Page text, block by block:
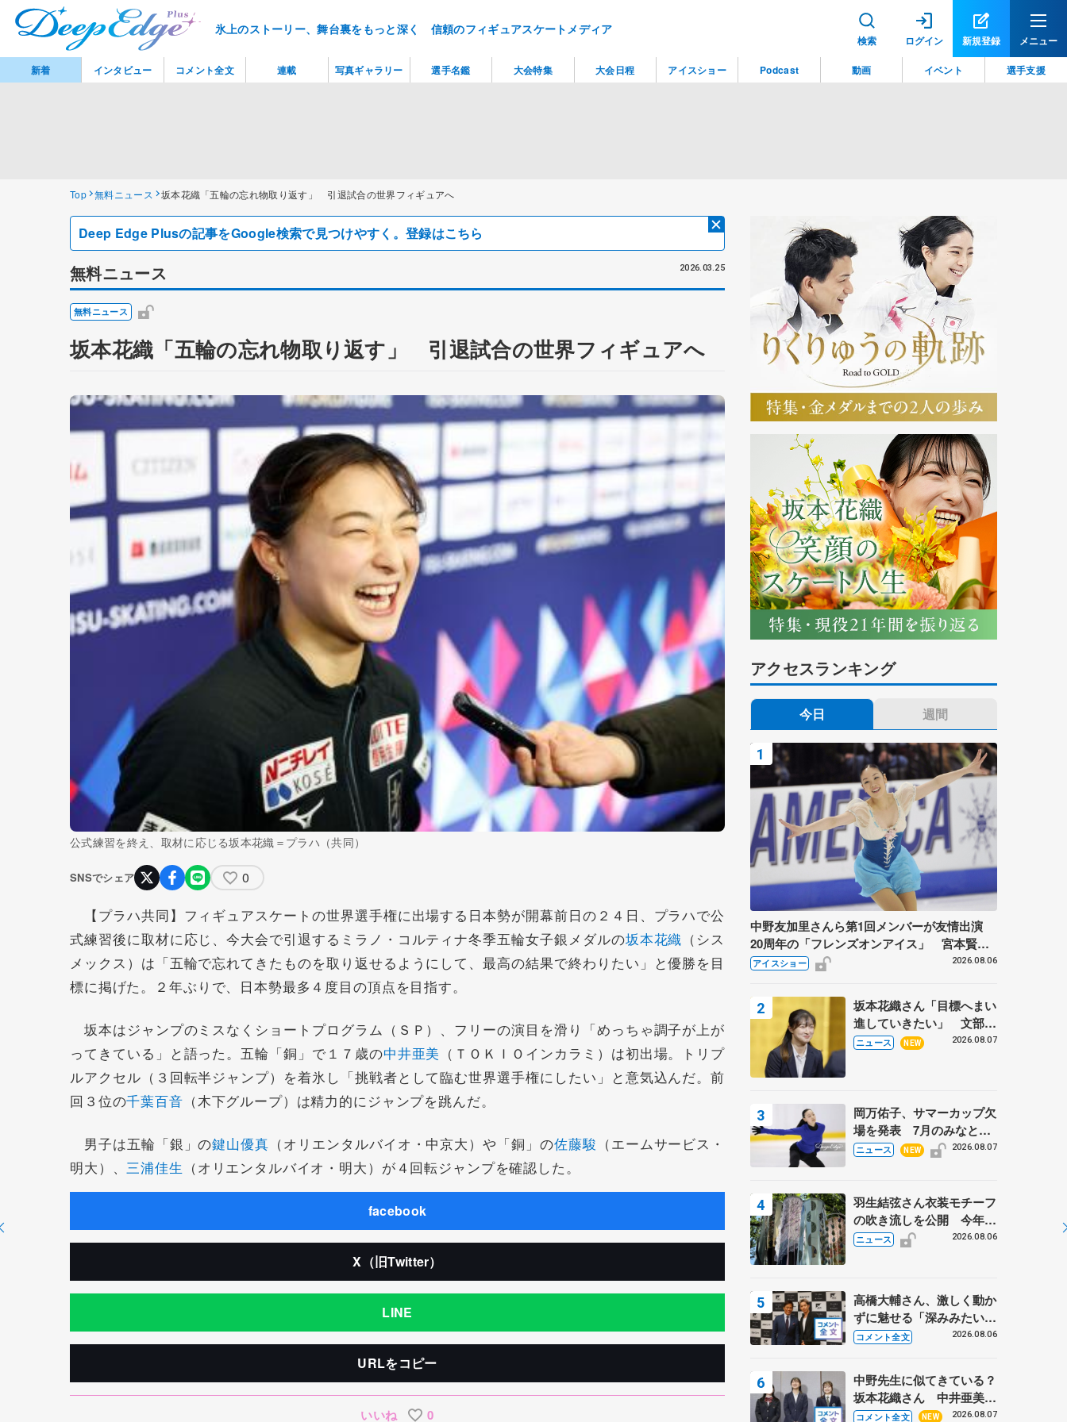
氷上のストーリー、舞台裏をもっと深く 信頼のフィギュアスケートメディア
検索 ログイン 新規登録 メニュー
Top 無料ニュース 坂本花織「五輪の忘れ物取り返す」 引退試合の世界フィギュアへ
Deep Edge Plusの記事をGoogle検索で見つけやすく。登録はこちら
無料ニュース 2026.03.25
無料ニュース
坂本花織「五輪の忘れ物取り返す」 引退試合の世界フィギュアへ
公式練習を終え、取材に応じる坂本花織＝プラハ（共同）
SNSでシェア 0
【プラハ共同】フィギュアスケートの世界選手権に出場する日本勢が開幕前日の２４日、プラハで公
式練習後に取材に応じ、今大会で引退するミラノ・コルティナ冬季五輪女子銀メダルの坂本花織 （シス
メックス）は「五輪で忘れてきたものを取り返せるようにして、最高の結果で終わりたい」と優勝を目
標に掲げた。２年ぶりで、日本勢最多４度目の頂点を目指す。
坂本はジャンプのミスなくショートプログラム（ＳＰ）、フリーの演目を滑り「めっちゃ調子が上が
ってきている」と語った。五輪「銅」で１７歳の中井亜美 （ＴＯＫＩＯインカラミ）は初出場。トリプ
ルアクセル（３回転半ジャンプ）を着氷し「挑戦者として臨む世界選手権にしたい」と意気込んだ。前
回３位の千葉百音 （木下グループ）は精力的にジャンプを跳んだ。
男子は五輪「銀」の鍵山優真 （オリエンタルバイオ・中京大）や「銅」の佐藤駿 （エームサービス・
明大）、三浦佳生 （オリエンタルバイオ・明大）が４回転ジャンプを確認した。
facebook
X（旧Twitter）
LINE
URLをコピー
いいね 0
アクセスランキング
今日 週間
中野友加里さんら第1回メンバーが友情出演
20周年の「フレンズオンアイス」 宮本賢二
さん、有川梨絵さん、田村岳斗さんも
アイスショー 2026.08.06
坂本花織さん「目標へまい
進していきたい」 文部科
学省スポーツ表彰式で代表
ニュース NEW 2026.08.07
岡万佑子、サマーカップ欠
場を発表 7月のみなとア
クルス杯は腰痛の影響で
ニュース NEW 2026.08.07
羽生結弦さん衣装モチーフ
の吹き流しを公開 今年は
「春よ、来い」、仙台の瑞
ニュース 2026.08.06
高橋大輔さん、激しく動か
ずに魅せる「深みみたいな
ものは出てきている？」
あい
コメント全文 2026.08.06
中野先生に似てきている？
坂本花織さん 中井亜美は
クリケットのサマーキャン
コメント全文 NEW 2026.08.07
新着 インタビュー コメント全文 連載 写真ギャラリー 選手名鑑 大会特集 大会日程 アイスショー Podcast 動画 イベント 選手支援